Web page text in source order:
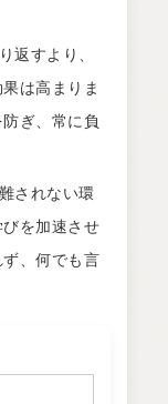
返すより、
は高まりま
ぎ、常に負
されない環
を加速させ
、何でも言